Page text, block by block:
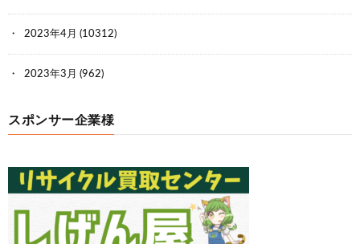
2023年4月 (10312)
2023年3月 (962)
スポンサー企業様